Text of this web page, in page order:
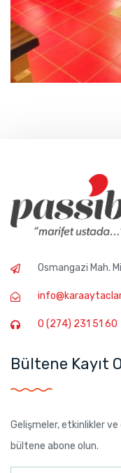
Osmangazi Mah.
0 (274) 231 51 60
Bültene Kayıt
Gelişmeler, etkinlikler
bültene abone olun.